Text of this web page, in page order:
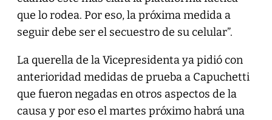
que lo rodea. Por eso, la próxima medida a
seguir debe ser el secuestro de su celular”.
La querella de la Vicepresidenta ya pidió con
anterioridad medidas de prueba a Capuchetti
que fueron negadas en otros aspectos de la
causa y por eso el martes próximo habrá una